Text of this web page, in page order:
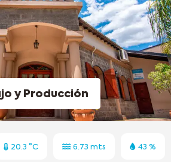
y Producción
20.3 °C 6.73 mts 43 %